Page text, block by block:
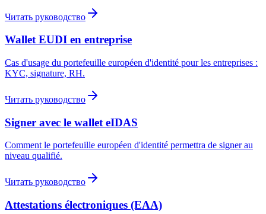
Читать руководство
Wallet EUDI en entreprise
Cas d'usage du portefeuille européen d'identité pour les entreprises :
KYC, signature, RH.
Читать руководство
Signer avec le wallet eIDAS
Comment le portefeuille européen d'identité permettra de signer au
niveau qualifié.
Читать руководство
Attestations électroniques (EAA)